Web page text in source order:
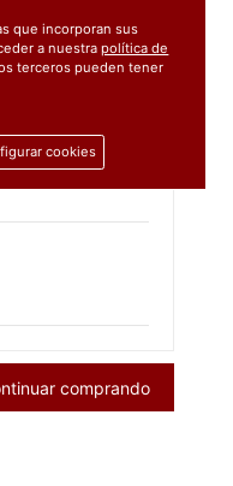
comprando
que incorporan sus
a nuestrapolítica de
terceros pueden tener
cookies